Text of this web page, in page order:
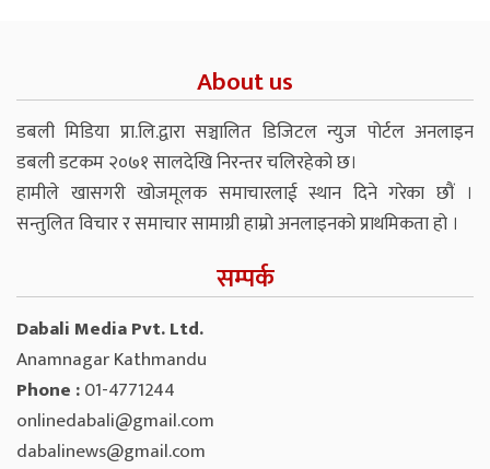
About us
डबली मिडिया प्रा.लि.द्वारा सञ्चालित डिजिटल न्युज पोर्टल अनलाइन
डबली डटकम २०७१ सालदेखि निरन्तर चलिरहेको छ।
हामीले खासगरी खोजमूलक समाचारलाई स्थान दिने गरेका छौं ।
सन्तुलित विचार र समाचार सामाग्री हाम्रो अनलाइनको प्राथमिकता हो ।
सम्पर्क
Dabali Media Pvt. Ltd.
Anamnagar Kathmandu
Phone :01-4771244
onlinedabali@gmail.com
dabalinews@gmail.com